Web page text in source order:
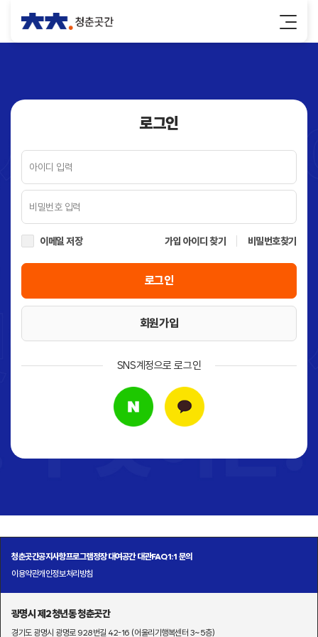
로그인
이메일 저장 가입 아이디 찾기 비밀번호찾기
회원가입
SNS계정으로 로그인
청춘곳간공지사항프로그램정장 대여공간 대관FAQ1:1 문의
이용약관개인정보처리방침
광명시 제2청년동 청춘곳간
경기도 광명시 광명로 928번길 42-16 (어울리기행복센터 3~5층)